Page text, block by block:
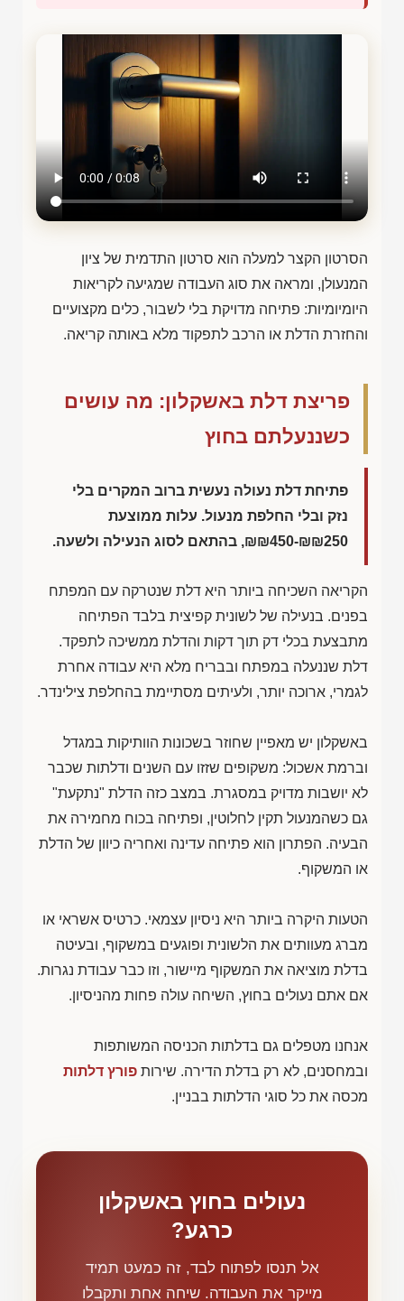
הסרטון הקצר למעלה הוא סרטון התדמית של ציון
המנעולן, ומראה את סוג העבודה שמגיעה לקריאות
היומיומיות: פתיחה מדויקת בלי לשבור, כלים מקצועיים
והחזרת הדלת או הרכב לתפקוד מלא באותה קריאה.
פריצת דלת באשקלון: מה עושים
כשננעלתם בחוץ
פתיחת דלת נעולה נעשית ברוב המקרים בלי
נזק ובלי החלפת מנעול. עלות ממוצעת
₪₪450-₪₪250, בהתאם לסוג הנעילה ולשעה.
הקריאה השכיחה ביותר היא דלת שנטרקה עם המפתח
בפנים. בנעילה של לשונית קפיצית בלבד הפתיחה
מתבצעת בכלי דק תוך דקות והדלת ממשיכה לתפקד.
דלת שננעלה במפתח ובבריח מלא היא עבודה אחרת
לגמרי, ארוכה יותר, ולעיתים מסתיימת בהחלפת צילינדר.
באשקלון יש מאפיין שחוזר בשכונות הוותיקות במגדל
וברמת אשכול: משקופים שזזו עם השנים ודלתות שכבר
לא יושבות מדויק במסגרת. במצב כזה הדלת "נתקעת"
גם כשהמנעול תקין לחלוטין, ופתיחה בכוח מחמירה את
הבעיה. הפתרון הוא פתיחה עדינה ואחריה כיוון של הדלת
או המשקוף.
הטעות היקרה ביותר היא ניסיון עצמאי. כרטיס אשראי או
מברג מעוותים את הלשונית ופוגעים במשקוף, ובעיטה
בדלת מוציאה את המשקוף מיישור, וזו כבר עבודת נגרות.
אם אתם נעולים בחוץ, השיחה עולה פחות מהניסיון.
אנחנו מטפלים גם בדלתות הכניסה המשותפות
ובמחסנים, לא רק בדלת הדירה. שירות פורץ דלתות
מכסה את כל סוגי הדלתות בבניין.
נעולים בחוץ באשקלון
כרגע?
אל תנסו לפתוח לבד, זה כמעט תמיד
מייקר את העבודה. שיחה אחת ותקבלו